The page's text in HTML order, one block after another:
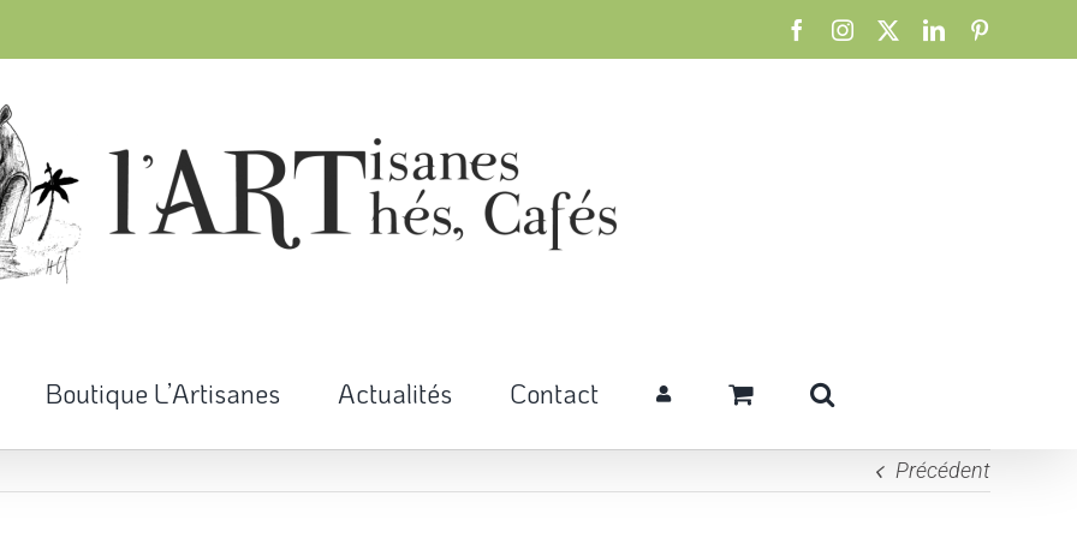
FacebookInstagram LinkedIn
Boutique L’Artisanes Actualités Contact
Précédent